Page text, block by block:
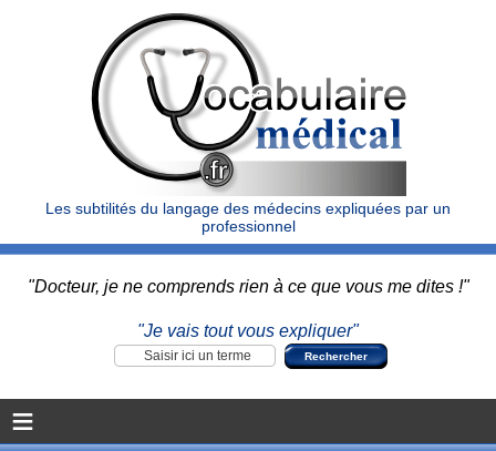
Les subtilités du langage des médecins expliquées par un
professionnel
"Docteur, je ne comprends rien à ce que vous me dites !"
"Je vais tout vous expliquer"
≡